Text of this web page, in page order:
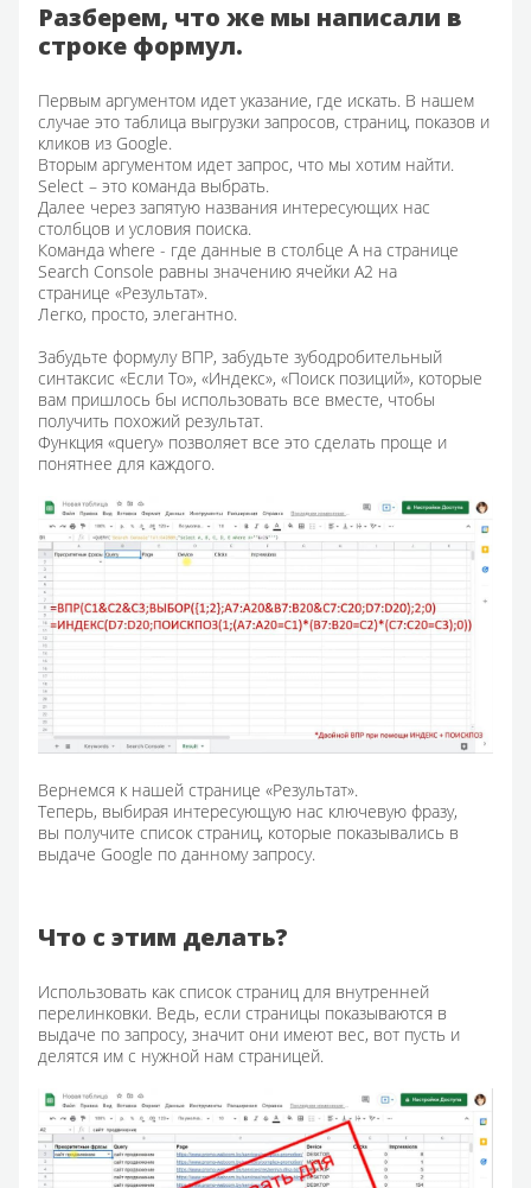
Разберем, что же мы написали в
строке формул.
Первым аргументом идет указание, где искать. В нашем
случае это таблица выгрузки запросов, страниц, показов и
кликов из Google.
Вторым аргументом идет запрос, что мы хотим найти.
Select – это команда выбрать.
Далее через запятую названия интересующих нас
столбцов и условия поиска.
Команда where - где данные в столбце А на странице
Search Console равны значению ячейки А2 на
странице «Результат».
Легко, просто, элегантно.
Забудьте формулу ВПР, забудьте зубодробительный
синтаксис «Если То», «Индекс», «Поиск позиций», которые
вам пришлось бы использовать все вместе, чтобы
получить похожий результат.
Функция «query» позволяет все это сделать проще и
понятнее для каждого.
Вернемся к нашей странице «Результат».
Теперь, выбирая интересующую нас ключевую фразу,
вы получите список страниц, которые показывались в
выдаче Google по данному запросу.
Что с этим делать?
Использовать как список страниц для внутренней
перелинковки. Ведь, если страницы показываются в
выдаче по запросу, значит они имеют вес, вот пусть и
делятся им с нужной нам страницей.